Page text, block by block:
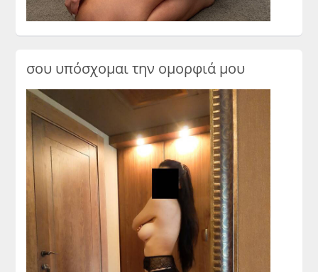
σου υπόσχομαι την ομορφιά μου